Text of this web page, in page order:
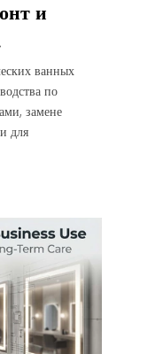
и
ванных
по
замене
для